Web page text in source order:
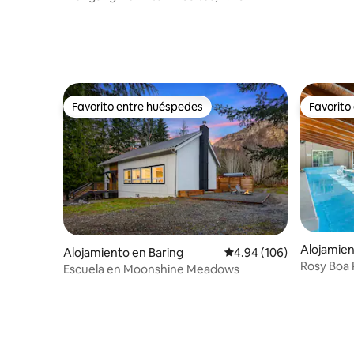
Favorito entre huéspedes
Favorito entre huéspedes
Alojamiento en Baring Calificación promedio:
4.94 (106)
Escuela en Moonshine Meadows
h
Rosy